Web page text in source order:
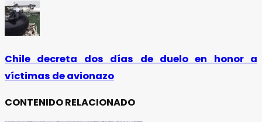
Chile decreta dos días de duelo en honor a
víctimas de avionazo
CONTENIDO RELACIONADO